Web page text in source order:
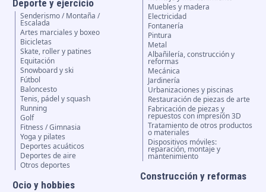
Deporte y ejercicio
Senderismo / Montaña /
Escalada
Artes marciales y boxeo
Bicicletas
Skate, roller y patines
Equitación
Snowboard y ski
Fútbol
Baloncesto
Tenis, pádel y squash
Running
Golf
Fitness / Gimnasia
Yoga y pilates
Deportes acuáticos
Deportes de aire
Otros deportes
Ocio y hobbies
Muebles y madera
Electricidad
Fontanería
Pintura
Metal
Albañilería, construcción y
reformas
Mecánica
Jardinería
Urbanizaciones y piscinas
Restauración de piezas de arte
Fabricación de piezas y
repuestos con impresión 3D
Tratamiento de otros productos
o materiales
Dispositivos móviles:
reparación, montaje y
mantenimiento
Construcción y reformas